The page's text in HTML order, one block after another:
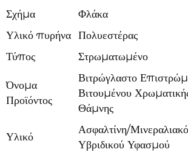
Σχήμα
Φλάκα
Υλικό πυρήνα Πολυεστέρας
Τύπος
Στρωματωμένο
Όνομα
Προϊόντος
Βιτρώγλαστο
Βιτουμένου
Θάμνης
Υλικό
Ασφαλτίνη/
Υβριδικού Υφασμού